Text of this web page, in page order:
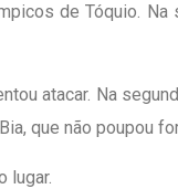
de Tóquio. Na
atacar. Na
que não poupou
lugar.